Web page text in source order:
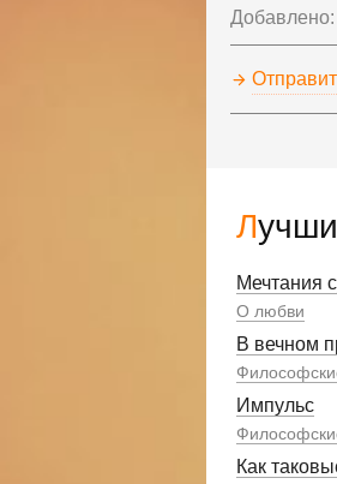
Мечтания
О любви
В вечном
Импульс
Как
Добавлено: